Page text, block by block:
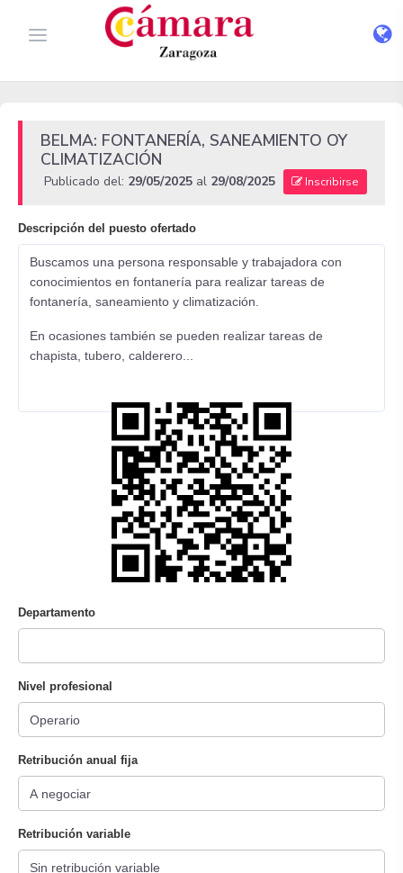
BELMA: FONTANERÍA, SANEAMIENTO OY
CLIMATIZACIÓN
Publicado del: 29/05/2025 al 29/08/2025 Inscribirse
Descripción del puesto ofertado
Buscamos una persona responsable y trabajadora con
conocimientos en fontanería para realizar tareas de
fontanería, saneamiento y climatización.
En ocasiones también se pueden realizar tareas de
chapista, tubero, calderero...
Departamento
Nivel profesional
Retribución anual fija
Retribución variable